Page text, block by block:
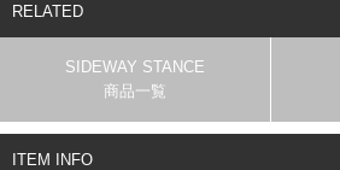
RELATED
SIDEWAY STANCE
商品一覧
ITEM INFO